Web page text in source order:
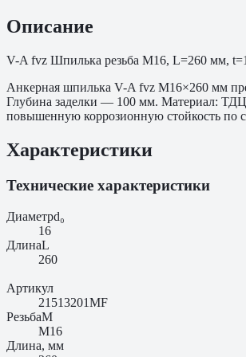
Описание
V-A fvz Шпилька резьба M16, L=260 мм,
Анкерная шпилька V-A fvz M16×260 мм
Глубина заделки — 100 мм. Материал:
повышенную коррозионную стойкость
Характеристики
Технические характеристики
Диаметрd₀
16
ДлинаL
260
Артикул
21513201MF
РезьбаM
M16
Длина, мм